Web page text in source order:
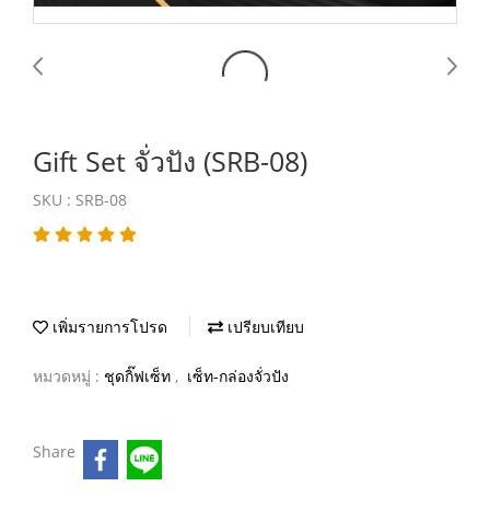
Gift Set จั่วปัง (SRB-08)
SKU : SRB-08
เพิ่มรายการโปรด เปรียบเทียบ
หมวดหมู่ : ชุดกิ๊ฟเซ็ท , เซ็ท-กล่องจั่วปัง
Share